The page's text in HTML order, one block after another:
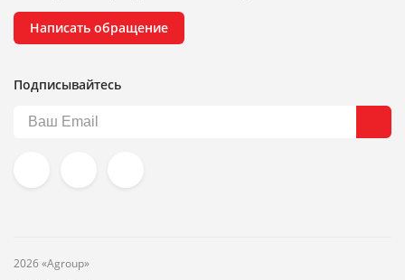
Написать обращение
Подписывайтесь
2026 «Agroup»